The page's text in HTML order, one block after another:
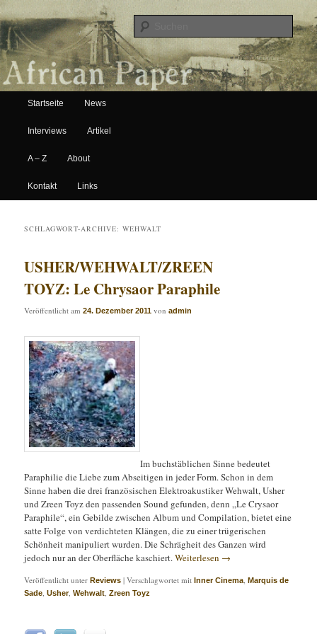
African Paper
Hauptmenü
Zum Inhalt wechseln
Zum sekundären Inhalt wechseln
Startseite News
Interviews Artikel
A – Z About
Kontakt Links
SCHLAGWORT-ARCHIVE:WEHWALT
USHER/WEHWALT/ZREEN
TOYZ: Le Chrysaor Paraphile
Veröffentlicht am24. Dezember 2011 vonadmin
Im buchstäblichen Sinne bedeutet
Paraphilie die Liebe zum Abseitigen in jeder Form. Schon in dem
Sinne haben die drei französischen Elektroakustiker Wehwalt, Usher
und Zreen Toyz den passenden Sound gefunden, denn „Le Crysaor
Paraphile“, ein Gebilde zwischen Album und Compilation, bietet eine
satte Folge von verdichteten Klängen, die zu einer trügerischen
Schönheit manipuliert wurden. Die Schrägheit des Ganzen wird
jedoch nur an der Oberfläche kaschiert.Weiterlesen →
Veröffentlicht unter Reviews |Verschlagwortet mit Inner Cinema ,Marquis de
Sade ,Usher,Wehwalt ,Zreen Toyz